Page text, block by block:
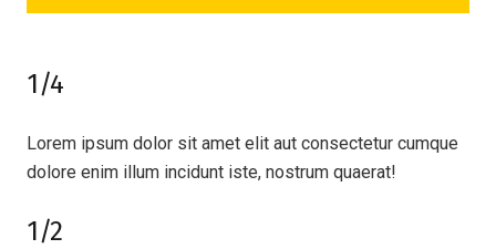
1/4
Lorem ipsum dolor sit amet elit aut consectetur cumque
dolore enim illum incidunt iste, nostrum quaerat!
1/2